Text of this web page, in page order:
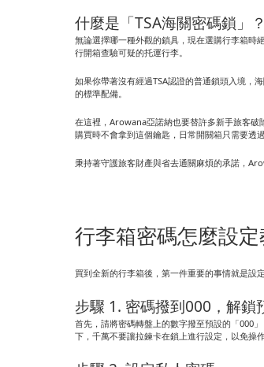
什麼是「TSA海關密碼鎖」？
無論選擇哪一種外觀的鎖具，現在選購行李箱時
行開箱查驗可疑的托運行李。
如果你帶著沒有經過TSA認證的普通鎖頭入境，
的標準配備。
在這裡，Arowana亞諾納也要替許多新手旅客破
購買時不會拿到這個鑰匙，日常開關箱只需要透
秉持著守護旅客財產與省去通關麻煩的承諾，
行李箱密碼怎麼設
買到全新的行李箱後，第一件重要的事情就是設
步驟 1. 密碼撥到000，解鎖
首先，請將密碼轉盤上的數字撥至預設的「000
下，千萬不要讓拉鍊卡在鎖上進行設定，以免操